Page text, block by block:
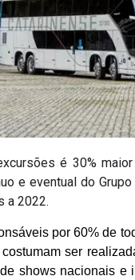
é 30%
e eventual do
a 2022.
por 60% de
ser
shows nacionais